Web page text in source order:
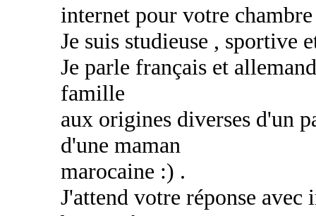
internet pour votre
Je suis studieuse , sportive
Je parle français et
famille
aux origines diverses d'un
d'une maman
marocaine :) .
J'attend votre réponse avec